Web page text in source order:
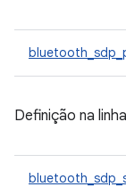
Definição na linha